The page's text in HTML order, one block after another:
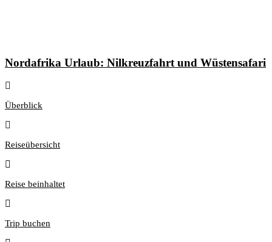
Nordafrika Urlaub: Nilkreuzfahrt und Wüstensafari
Überblick
Reiseübersicht
Reise beinhaltet
Trip buchen